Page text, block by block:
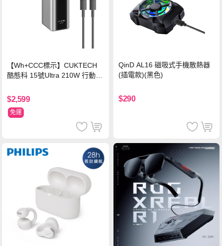
【Wh+CCC標示】CUKTECH
酷態科 15號Ultra 210W 行動電
$2,599
免運
QinD AL16 磁吸式手機散熱器
(插電款)(黑色)
$290